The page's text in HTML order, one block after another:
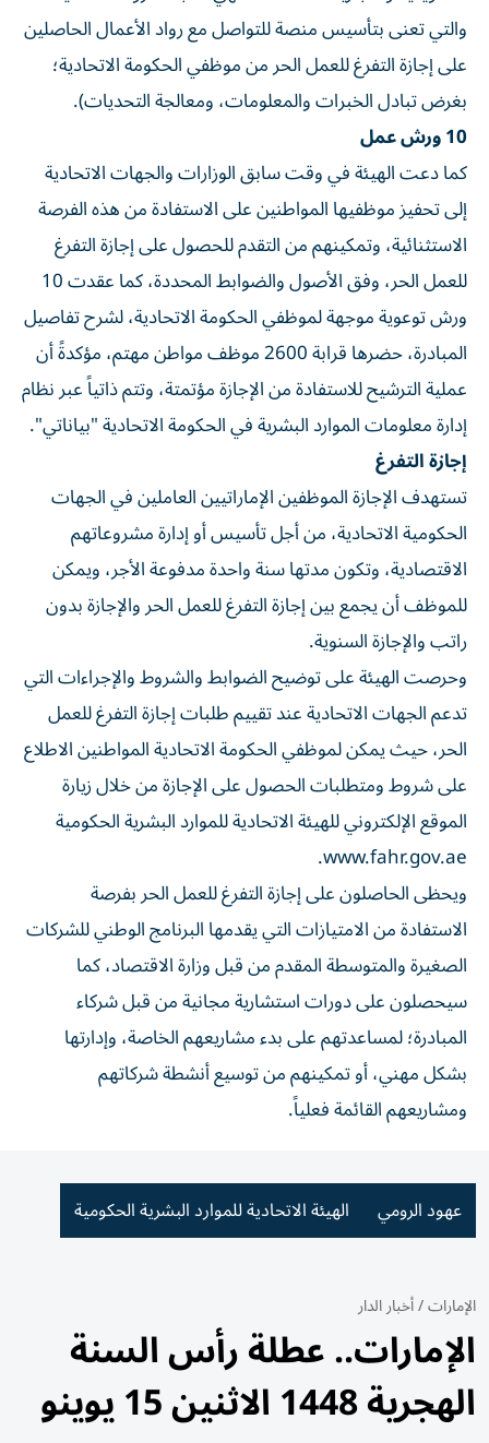
والتي تعنى بتأسيس منصة للتواصل مع رواد الأعمال الحاصلين
على إجازة التفرغ للعمل الحر من موظفي الحكومة الاتحادية؛
بغرض تبادل الخبرات والمعلومات، ومعالجة التحديات).
10 ورش عمل
كما دعت الهيئة في وقت سابق الوزارات والجهات الاتحادية
إلى تحفيز موظفيها المواطنين على الاستفادة من هذه الفرصة
الاستثنائية، وتمكينهم من التقدم للحصول على إجازة التفرغ
للعمل الحر، وفق الأصول والضوابط المحددة، كما عقدت 10
ورش توعوية موجهة لموظفي الحكومة الاتحادية، لشرح تفاصيل
المبادرة، حضرها قرابة 2600 موظف مواطن مهتم، مؤكدةً أن
عملية الترشيح للاستفادة من الإجازة مؤتمتة، وتتم ذاتياً عبر نظام
إدارة معلومات الموارد البشرية في الحكومة الاتحادية "بياناتي".
إجازة التفرغ
تستهدف الإجازة الموظفين الإماراتيين العاملين في الجهات
الحكومية الاتحادية، من أجل تأسيس أو إدارة مشروعاتهم
الاقتصادية، وتكون مدتها سنة واحدة مدفوعة الأجر، ويمكن
للموظف أن يجمع بين إجازة التفرغ للعمل الحر والإجازة بدون
راتب والإجازة السنوية.
وحرصت الهيئة على توضيح الضوابط والشروط والإجراءات التي
تدعم الجهات الاتحادية عند تقييم طلبات إجازة التفرغ للعمل
الحر، حيث يمكن لموظفي الحكومة الاتحادية المواطنين الاطلاع
على شروط ومتطلبات الحصول على الإجازة من خلال زيارة
الموقع الإلكتروني للهيئة الاتحادية للموارد البشرية الحكومية
www.fahr.gov.ae.
ويحظى الحاصلون على إجازة التفرغ للعمل الحر بفرصة
الاستفادة من الامتيازات التي يقدمها البرنامج الوطني للشركات
الصغيرة والمتوسطة المقدم من قبل وزارة الاقتصاد، كما
سيحصلون على دورات استشارية مجانية من قبل شركاء
المبادرة؛ لمساعدتهم على بدء مشاريعهم الخاصة، وإدارتها
بشكل مهني، أو تمكينهم من توسيع أنشطة شركاتهم
ومشاريعهم القائمة فعلياً.
عهود الرومي الهيئة الاتحادية للموارد البشرية الحكومية
الإمارات/أخبار الدار
الإمارات.. عطلة رأس السنة
الهجرية 1448 الاثنين 15 يوينو